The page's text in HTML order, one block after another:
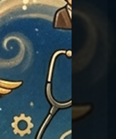
Graal 99 - Tromper
'légalement' ?
Graal 98 - Adèle H ?